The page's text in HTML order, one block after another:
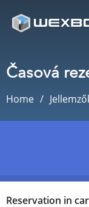
Časová
Home
Reservation in